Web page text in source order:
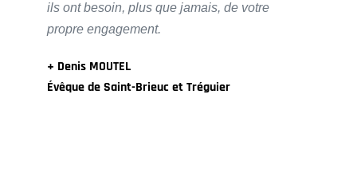
ils ont besoin, plus que jamais, de votre
propre engagement.
+ Denis MOUTEL
Évêque de Saint-Brieuc et Tréguier